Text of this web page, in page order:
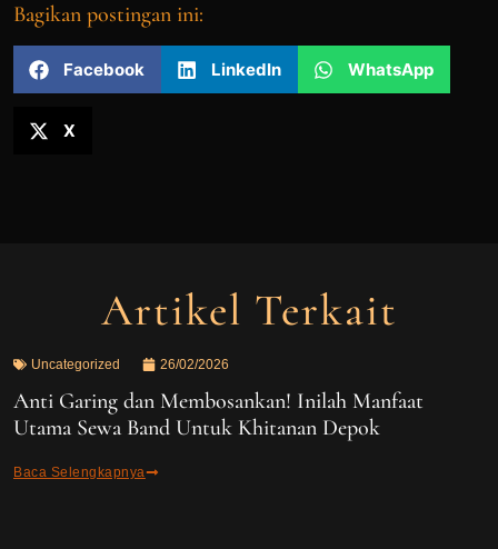
Bagikan postingan ini:
Facebook LinkedIn WhatsApp
X
Artikel Terkait
Uncategorized 26/02/2026
Anti Garing dan Membosankan! Inilah Manfaat
Utama Sewa Band Untuk Khitanan Depok
Baca Selengkapnya